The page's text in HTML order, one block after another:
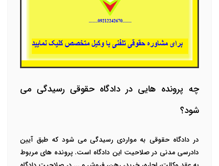
چه پرونده هایی در دادگاه حقوقی رسیدگی می
شود؟
در دادگاه حقوقی به مواردی رسیدگی می شود که طبق آیین
دادرسی مدنی در صلاحیت این دادگاه است. پرونده های مربوط